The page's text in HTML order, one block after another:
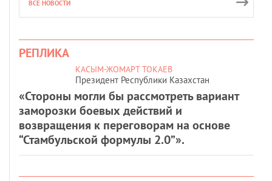
ВСЕ НОВОСТИ
РЕПЛИКА
КАСЫМ-ЖОМАРТ ТОКАЕВ
Президент Республики Казахстан
«Стороны могли бы рассмотреть вариант
заморозки боевых действий и
возвращения к переговорам на основе
“Стамбульской формулы 2.0”».